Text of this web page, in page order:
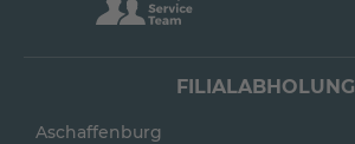
FILIALABHOLUNG
Aschaffenburg